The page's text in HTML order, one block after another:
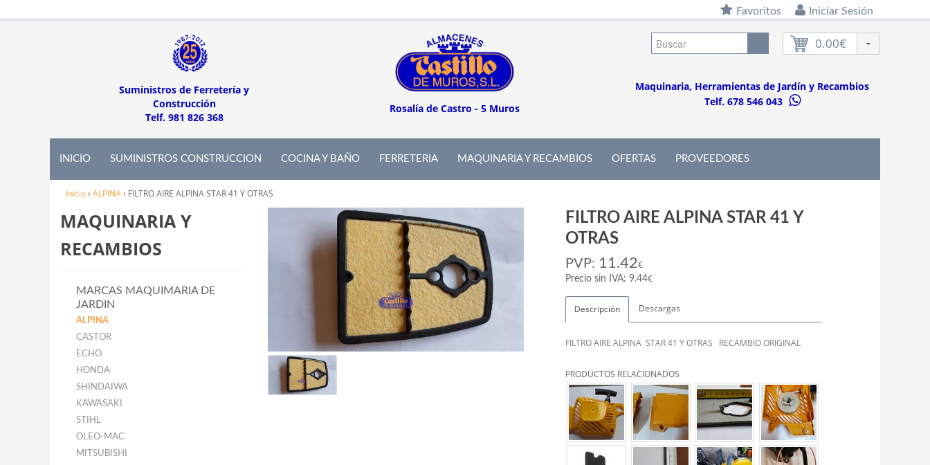
Favoritos Iniciar Sesión
Suministros de Ferretería y
Construcción
Telf. 981 826 368
Rosalía de Castro - 5 Muros
0.00€
Maquinaria, Herramientas de Jardín y Recambios
Telf. 678 546 043
INICIO SUMINISTROS CONSTRUCCION COCINA Y BAÑO FERRETERIA MAQUINARIA Y RECAMBIOS OFERTAS PROVEEDORES
Inicio› ALPINA› FILTRO AIRE ALPINA STAR 41 Y OTRAS
MAQUINARIA Y
RECAMBIOS
MARCAS MAQUIMARIA DE
JARDIN
ALPINA
CASTOR
ECHO
HONDA
SHINDAIWA
KAWASAKI
STIHL
OLEO-MAC
MITSUBISHI
FILTRO AIRE ALPINA STAR 41 Y
OTRAS
PVP: 11.42€
Precio sin IVA: 9.44€
Descripción Descargas
FILTRO AIRE ALPINA STAR 41 Y OTRAS RECAMBIO ORIGINAL
PRODUCTOS RELACIONADOS